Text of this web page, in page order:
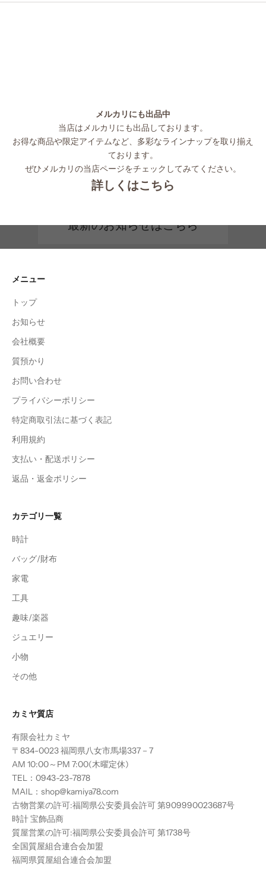
メルカリにも出品中
当店はメルカリにも出品しております。
お得な商品や限定アイテムなど、多彩なラインナップを取り揃え
ております。
ぜひメルカリの当店ページをチェックしてみてください。
詳しくはこちら
最新のお知らせはこちら
メニュー
トップ
お知らせ
会社概要
質預かり
お問い合わせ
プライバシーポリシー
特定商取引法に基づく表記
利用規約
支払い・配送ポリシー
返品・返金ポリシー
カテゴリ一覧
時計
バッグ/財布
家電
工具
趣味/楽器
ジュエリー
小物
その他
カミヤ質店
有限会社カミヤ
〒834-0023 福岡県八女市馬場337－7
AM 10:00～PM 7:00(木曜定休)
TEL：0943-23-7878
MAIL：shop@kamiya78.com
古物営業の許可:福岡県公安委員会許可 第909990023687号
時計 宝飾品商
質屋営業の許可:福岡県公安委員会許可 第1738号
全国質屋組合連合会加盟
福岡県質屋組合連合会加盟